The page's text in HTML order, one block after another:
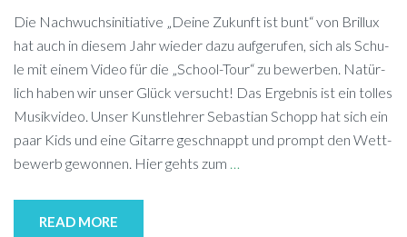
Die Nach­wuchs­in­itia­ti­ve „Dei­ne Zu­kunft ist bunt“ von Bril­lux
hat auch in die­sem Jahr wie­der dazu auf­ge­ru­fen, sich als Schu­
le mit ei­nem Vi­deo für die „School-Tour“ zu be­wer­ben. Na­tür­
lich ha­ben wir un­ser Glück ver­sucht! Das Er­geb­nis ist ein tol­les
Mu­sik­vi­deo. Un­ser Kunst­leh­rer Se­bas­ti­an Schopp hat sich ein
paar Kids und eine Gi­tar­re ge­schnappt und prompt den Wett­
be­werb ge­won­nen. Hier gehts zum …
READ MORE